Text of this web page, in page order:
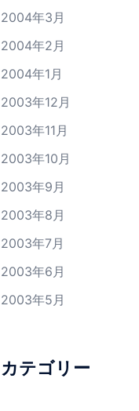
2004年3月
2004年2月
2004年1月
2003年12月
2003年11月
2003年10月
2003年9月
2003年8月
2003年7月
2003年6月
2003年5月
カテゴリー